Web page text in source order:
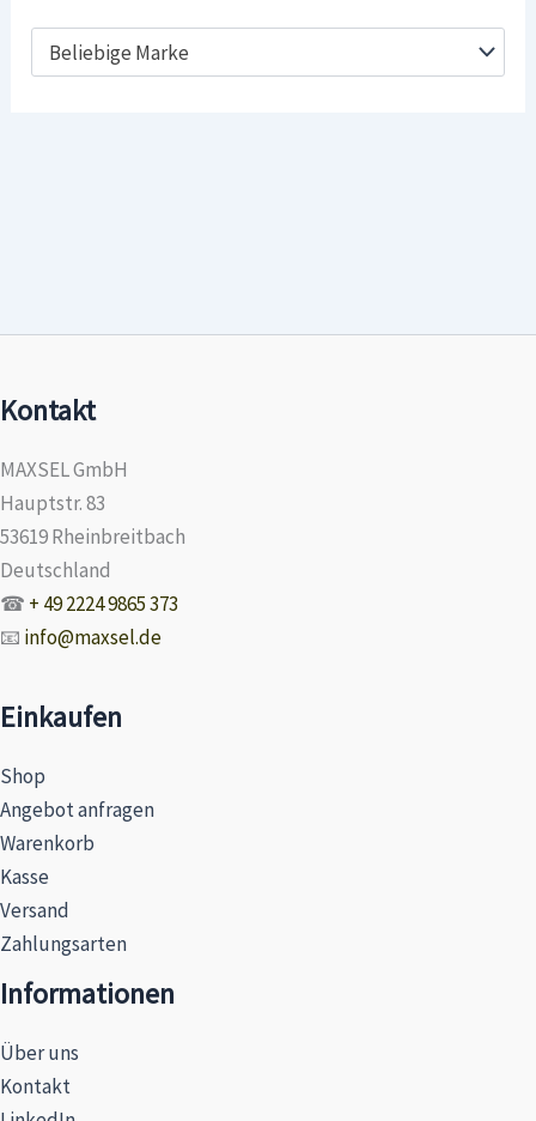
Beliebige Marke
Kontakt
MAXSEL GmbH
Hauptstr. 83
53619 Rheinbreitbach
Deutschland
☎ + 49 2224 9865 373
📧 info@maxsel.de
Einkaufen
Shop
Angebot anfragen
Warenkorb
Kasse
Versand
Zahlungsarten
Informationen
Über uns
Kontakt